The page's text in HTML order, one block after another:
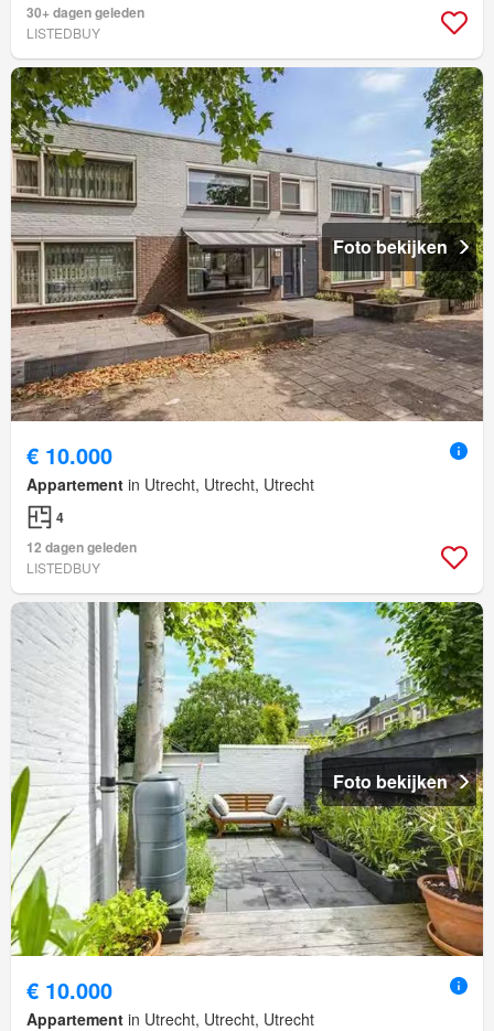
30+ dagen geleden
LISTEDBUY
Foto bekijken
€ 10.000
Appartement in Utrecht, Utrecht, Utrecht
4
12 dagen geleden
LISTEDBUY
Foto bekijken
€ 10.000
Appartement in Utrecht, Utrecht, Utrecht